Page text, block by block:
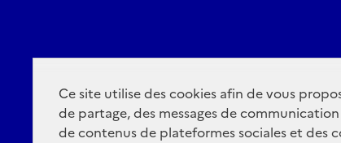
Ce site utilise des cookies afin de vous
de partage, des messages de
de contenus de plateformes sociales et des